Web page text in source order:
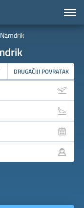
Namdrik
DRUGAČIJI POVRATAK